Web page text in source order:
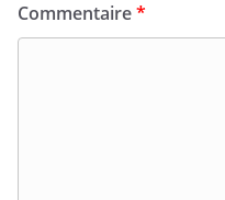
Commentaire*